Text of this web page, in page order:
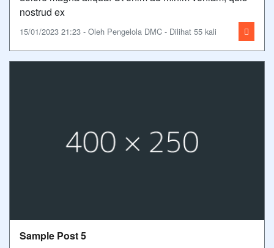
nostrud ex
15/01/2023 21:23 - Oleh Pengelola DMC - Dilihat 55 kali
Sample Post 5